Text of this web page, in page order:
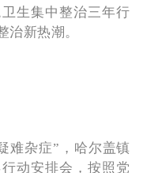
生集中整治三年行
治新热潮。
难杂症”，哈尔盖镇
动安排会，按照党